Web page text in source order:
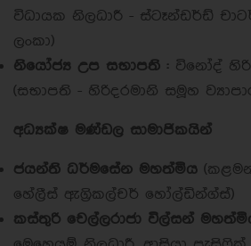
විධායක නිලධාරී - ස්ටෑන්ඩර්ඩ්
ලංකා)
නියෝජ්‍ය උප සභාපති : විනෝද්
(සභාපති - හිරිදරමානි සමූහ
අධ්‍යක්ෂ මණ්ඩල සාමාජිකයින්
ජයන්ති ධර්මසේන මහත්මිය
හේලීස් ඇග්‍රිකල්චර් හෝල්ඩින්ග්ස්)
කස්තුරි චෙල්ලරාජා විල්සන්